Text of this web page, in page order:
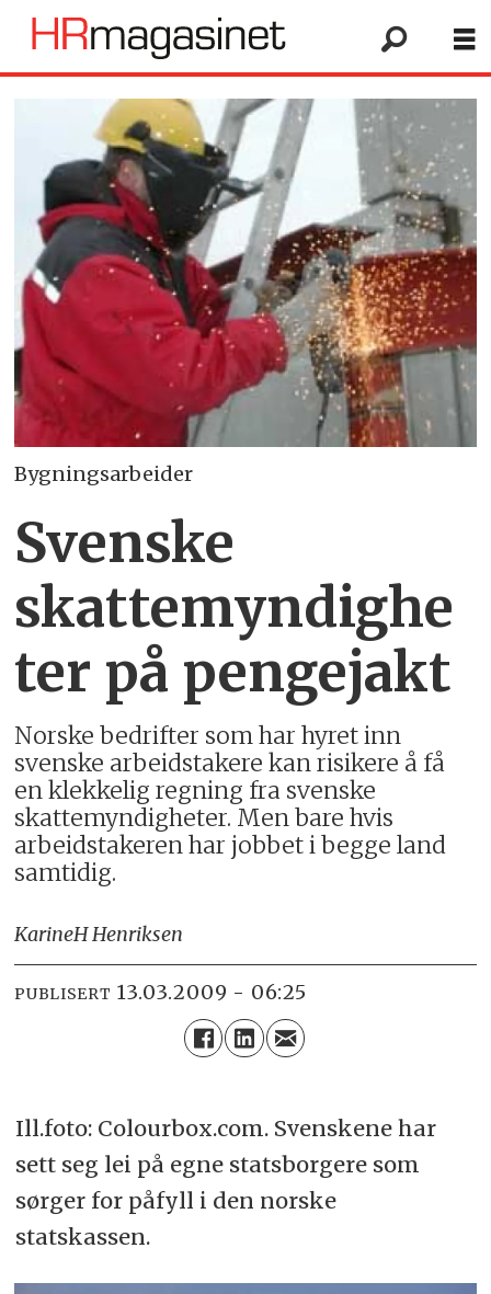
Bygningsarbeider
Svenske
skattemyndighe
ter på pengejakt
Norske bedrifter som har hyret inn
svenske arbeidstakere kan risikere å få
en klekkelig regning fra svenske
skattemyndigheter. Men bare hvis
arbeidstakeren har jobbet i begge land
samtidig.
KarineH Henriksen
PUBLISERT 13.03.2009 - 06:25
Ill.foto: Colourbox.com. Svenskene har
sett seg lei på egne statsborgere som
sørger for påfyll i den norske
statskassen.